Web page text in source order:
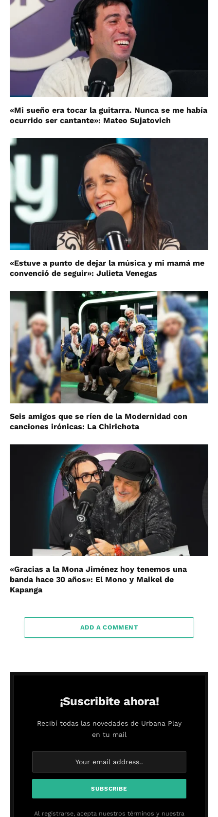
«Mi sueño era tocar la guitarra. Nunca se me había
ocurrido ser cantante»: Mateo Sujatovich
«Estuve a punto de dejar la música y mi mamá me
convenció de seguir»: Julieta Venegas
Seis amigos que se ríen de la Modernidad con
canciones irónicas: La Chirichota
«Gracias a la Mona Jiménez hoy tenemos una
banda hace 30 años»: El Mono y Maikel de
Kapanga
ADD A COMMENT
¡Suscribite ahora!
Recibí todas las novedades de Urbana Play
en tu mail
Al registrarse, acepta nuestros términos y nuestra